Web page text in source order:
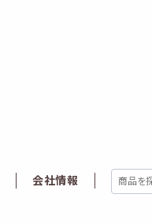
会社情報